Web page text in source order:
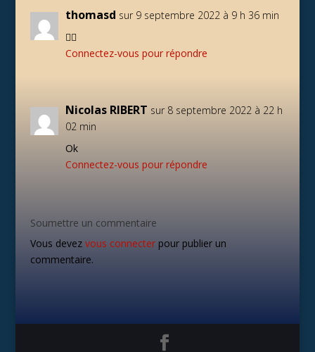
thomasd sur 9 septembre 2022 à 9 h 36 min
🏃‍♂️
Connectez-vous pour répondre
Nicolas RIBERT sur 8 septembre 2022 à 22 h
02 min
Ok
Connectez-vous pour répondre
Soumettre un commentaire
Vous devez vous connecterpour publier un
commentaire.